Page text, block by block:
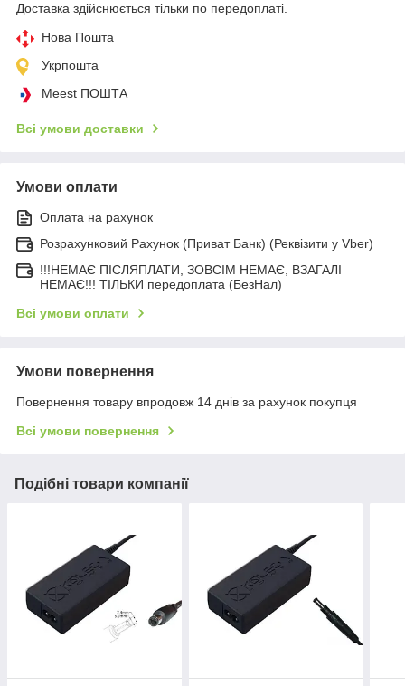
Доставка здійснюється тільки по передоплаті.
Нова Пошта
Укрпошта
Meest ПОШТА
Всі умови доставки
Умови оплати
Оплата на рахунок
Розрахунковий Рахунок (Приват Банк) (Реквізити у Vber)
!!!НЕМАЄ ПІСЛЯПЛАТИ, ЗОВСІМ НЕМАЄ, ВЗАГАЛІ
НЕМАЄ!!! ТІЛЬКИ передоплата (БезНал)
Всі умови оплати
Умови повернення
Повернення товару впродовж 14 днів за рахунок покупця
Всі умови повернення
Подібні товари компанії